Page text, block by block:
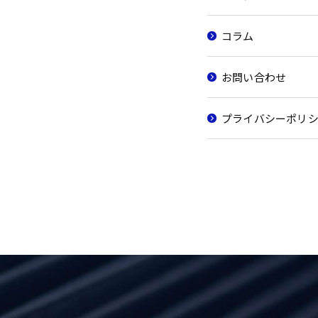
コラム
お問い合わせ
プライバシーポリ